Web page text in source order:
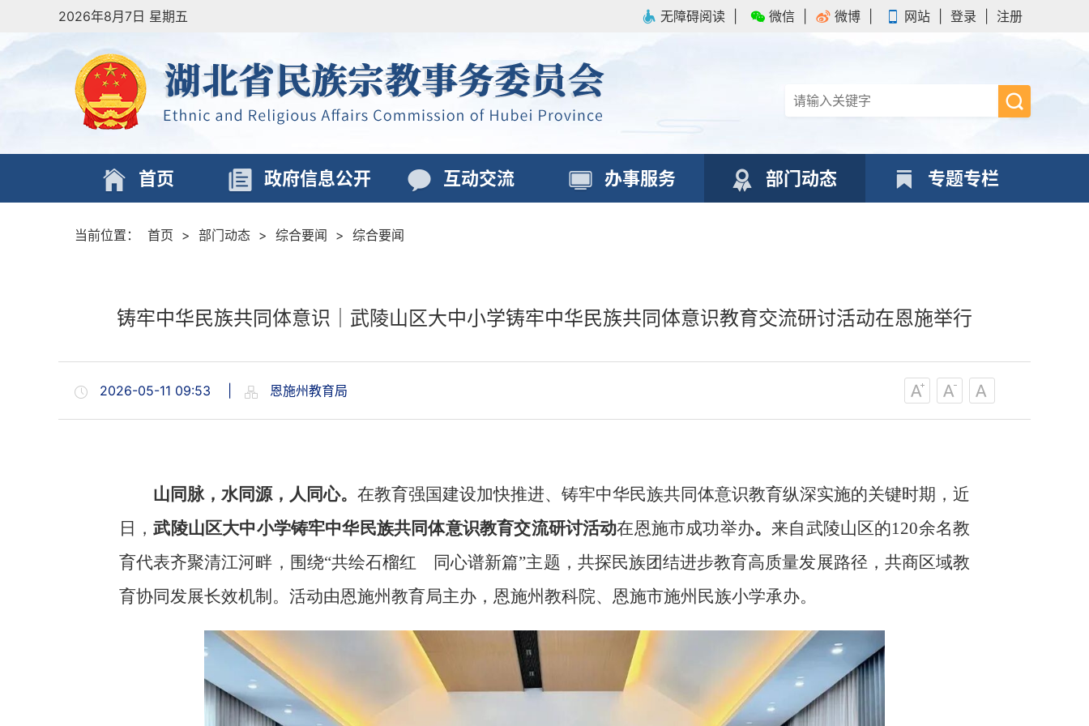
2026年8月7日 星期五 无障碍阅读 微信 微博 网站 登录 注册
首页 政府信息公开 互动交流 办事服务 部门动态 专题专栏
当前位置： 首页 > 部门动态 > 综合要闻 > 综合要闻
铸牢中华民族共同体意识｜武陵山区大中小学铸牢中华民族共同体意识教育交流研讨活动在恩施举行
2026-05-11 09:53 恩施州教育局
山同脉，水同源，人同心。 在教育强国建设加快推进、铸牢中华民族共同体意识教育纵深实施的关键时期，近
日，武陵山区大中小学铸牢中华民族共同体意识教育交流研讨活动在恩施市成功举办。 来自武陵山区的120余名教
育代表齐聚清江河畔，围绕“共绘石榴红 同心谱新篇”主题，共探民族团结进步教育高质量发展路径，共商区域教
育协同发展长效机制。活动由恩施州教育局主办，恩施州教科院、恩施市施州民族小学承办。